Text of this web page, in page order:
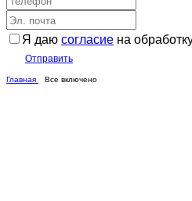
Я даюсогласие на
Отправить
Главная Все включено